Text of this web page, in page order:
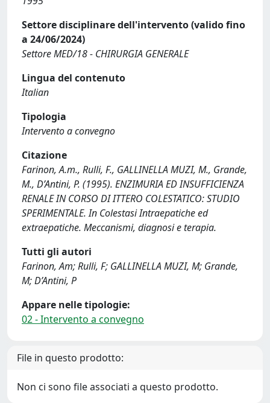
Settore disciplinare dell'intervento (valido fino
a 24/06/2024)
Settore MED/18 - CHIRURGIA GENERALE
Lingua del contenuto
Italian
Tipologia
Intervento a convegno
Citazione
Farinon, A.m., Rulli, F., GALLINELLA MUZI, M., Grande,
M., D’Antini, P. (1995). ENZIMURIA ED INSUFFICIENZA
RENALE IN CORSO DI ITTERO COLESTATICO: STUDIO
SPERIMENTALE. In Colestasi Intraepatiche ed
extraepatiche. Meccanismi, diagnosi e terapia.
Tutti gli autori
Farinon, Am; Rulli, F; GALLINELLA MUZI, M; Grande,
M; D’Antini, P
Appare nelle tipologie:
02 - Intervento a convegno
File in questo prodotto:
Non ci sono file associati a questo prodotto.